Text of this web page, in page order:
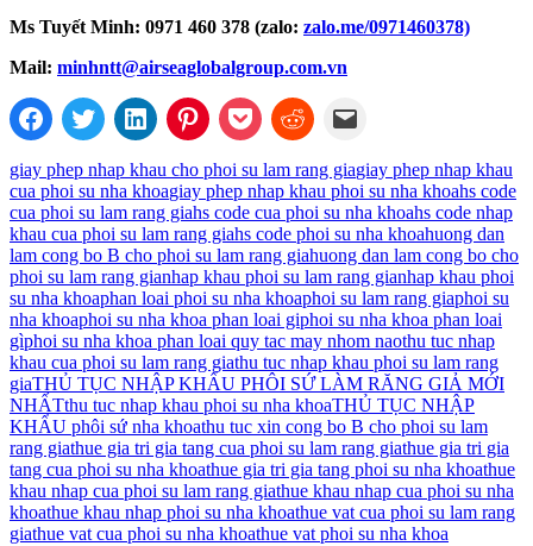
Ms Tuyết Minh: 0971 460 378 (zalo: zalo.me/0971460378)
Mail: minhntt@airseaglobalgroup.com.vn
giay phep nhap khau cho phoi su lam rang giagiay phep nhap khau
cua phoi su nha khoagiay phep nhap khau phoi su nha khoahs code
cua phoi su lam rang giahs code cua phoi su nha khoahs code nhap
khau cua phoi su lam rang giahs code phoi su nha khoahuong dan
lam cong bo B cho phoi su lam rang giahuong dan lam cong bo cho
phoi su lam rang gianhap khau phoi su lam rang gianhap khau phoi
su nha khoaphan loai phoi su nha khoaphoi su lam rang giaphoi su
nha khoaphoi su nha khoa phan loai giphoi su nha khoa phan loai
gìphoi su nha khoa phan loai quy tac may nhom naothu tuc nhap
khau cua phoi su lam rang giathu tuc nhap khau phoi su lam rang
giaTHỦ TỤC NHẬP KHẨU PHÔI SỨ LÀM RĂNG GIẢ MỚI
NHẤTthu tuc nhap khau phoi su nha khoaTHỦ TỤC NHẬP
KHẨU phôi sứ nha khoathu tuc xin cong bo B cho phoi su lam
rang giathue gia tri gia tang cua phoi su lam rang giathue gia tri gia
tang cua phoi su nha khoathue gia tri gia tang phoi su nha khoathue
khau nhap cua phoi su lam rang giathue khau nhap cua phoi su nha
khoathue khau nhap phoi su nha khoathue vat cua phoi su lam rang
giathue vat cua phoi su nha khoathue vat phoi su nha khoa